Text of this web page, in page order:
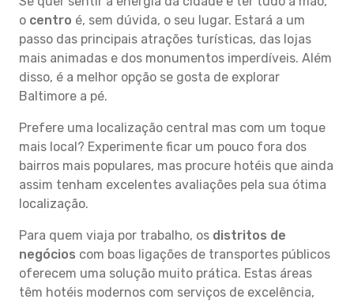
o centro é, sem dúvida, o seu lugar. Estará a um
passo das principais atrações turísticas, das lojas
mais animadas e dos monumentos imperdíveis. Além
disso, é a melhor opção se gosta de explorar
Baltimore a pé.
Prefere uma localização central mas com um toque
mais local? Experimente ficar um pouco fora dos
bairros mais populares, mas procure hotéis que ainda
assim tenham excelentes avaliações pela sua ótima
localização.
Para quem viaja por trabalho, os distritos de
negócios com boas ligações de transportes públicos
oferecem uma solução muito prática. Estas áreas
têm hotéis modernos com serviços de excelência,